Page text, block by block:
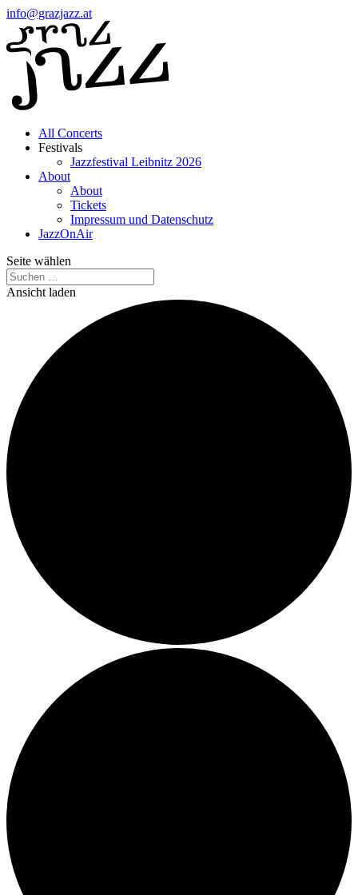
info@grazjazz.at
All Concerts
Festivals
Jazzfestival Leibnitz 2026
About
About
Tickets
Impressum und Datenschutz
JazzOnAir
Seite wählen
Ansicht laden